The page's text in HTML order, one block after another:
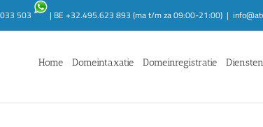
503 | BE +32.495.623 893 (ma t/m za 09:00-21:00) |
Home Domeintaxatie Domeinregistratie Diensten